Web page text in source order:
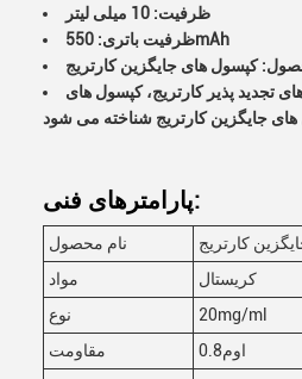
ظرفیت: 10 میلی لیتر
ظرفیت باتری: 550mAh
کپسول های جایگزین کارتریج
تجدید پذیر کارتریج، کپسول های
های جایگزین کارتریج شناخته می شود
پارامترهای فنی:
نام محصول
کارتریج
مواد
کریستال
نوع
20mg/ml
مقاومت
0.8اوم